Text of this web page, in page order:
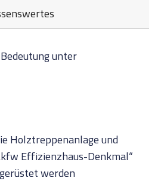
unter
Holztreppenanlage und
Effizienzhaus-Denkmal“
werden